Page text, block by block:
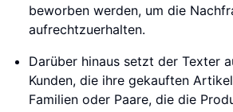
beworben werden, um die
aufrechtzuerhalten.
Darüber hinaus setzt der Texter
Kunden, die ihre gekauften
Familien oder Paare, die die